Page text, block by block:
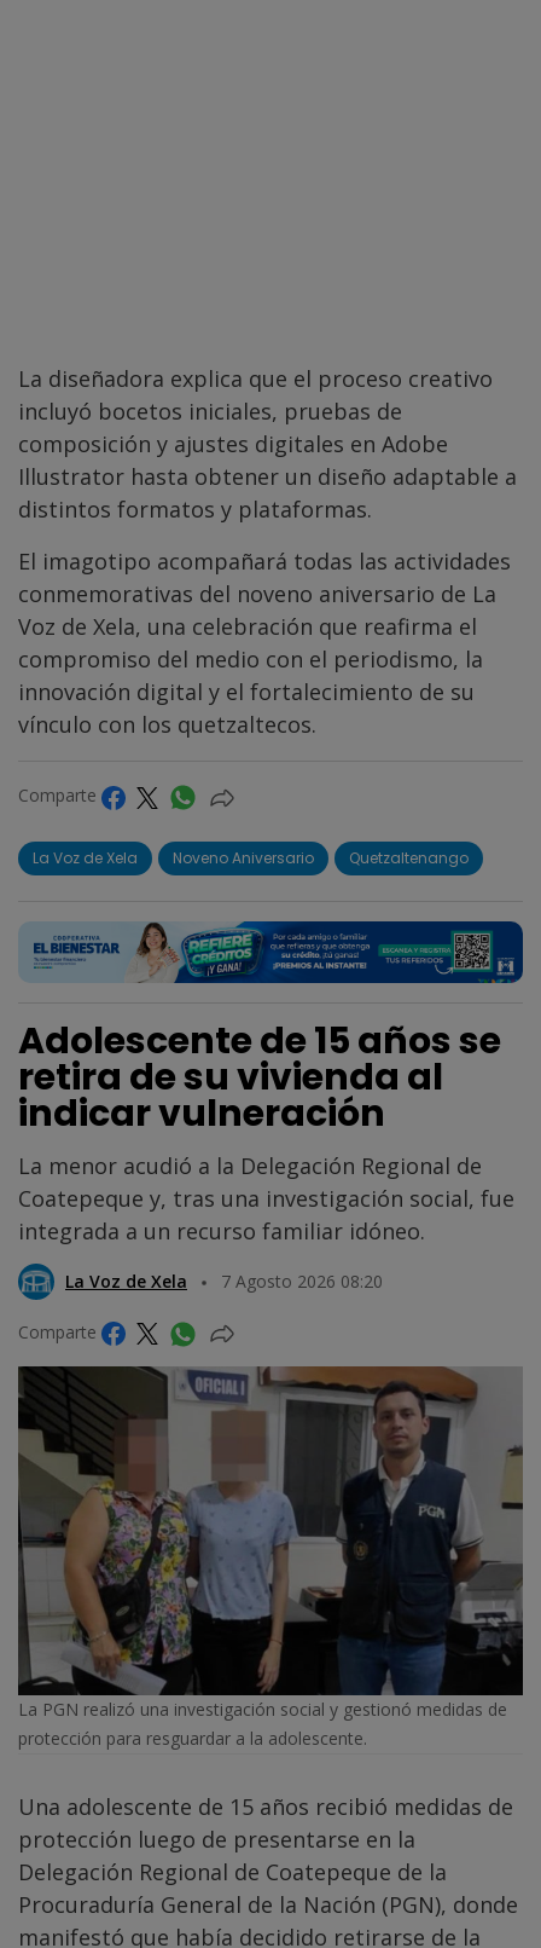
La diseñadora explica que el proceso creativo
incluyó bocetos iniciales, pruebas de
composición y ajustes digitales en Adobe
Illustrator hasta obtener un diseño adaptable a
distintos formatos y plataformas.
El imagotipo acompañará todas las actividades
conmemorativas del noveno aniversario de La
Voz de Xela, una celebración que reafirma el
compromiso del medio con el periodismo, la
innovación digital y el fortalecimiento de su
vínculo con los quetzaltecos.
Comparte
La Voz de Xela Noveno Aniversario Quetzaltenango
Adolescente de 15 años se
retira de su vivienda al
indicar vulneración
La menor acudió a la Delegación Regional de
Coatepeque y, tras una investigación social, fue
integrada a un recurso familiar idóneo.
La Voz de Xela 7 Agosto 2026 08:20
Comparte
La PGN realizó una investigación social y gestionó medidas de
protección para resguardar a la adolescente.
Una adolescente de 15 años recibió medidas de
protección luego de presentarse en la
Delegación Regional de Coatepeque de la
Procuraduría General de la Nación (PGN), donde
manifestó que había decidido retirarse de la